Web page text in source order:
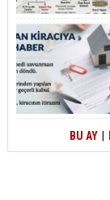
BU AY